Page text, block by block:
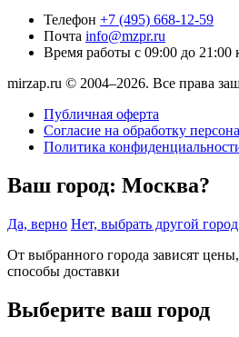
Телефон +7 (495) 668-12-59
Почта info@mzpr.ru
Время работы с 09:00 до 21:00
mirzap.ru © 2004–2026. Все права
Публичная оферта
Согласие на обработку
Политика
Ваш город: Москва?
Да, верно Нет, выбрать другой город
От выбранного города зависят
способы доставки
Выберите ваш город